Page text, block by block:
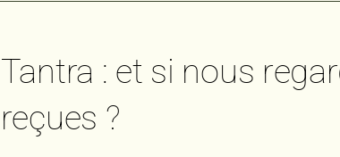
Tantra : et si nous
reçues ?